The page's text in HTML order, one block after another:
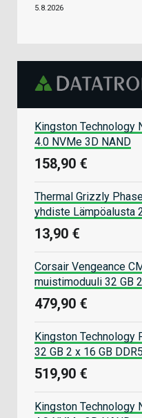
5.8.2026
Kingston Technology
4.0 NVMe 3D NAND
158,90 €
Thermal Grizzly
yhdiste Lämpöalusta
13,90 €
Corsair Vengeance
muistimoduuli 32 GB
479,90 €
Kingston Technology
32 GB 2 x 16 GB DDR5
519,90 €
Kingston Technology